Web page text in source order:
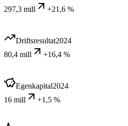
297,3 mill
+21,6 %
Driftsresultat2024
80,4 mill
+16,4 %
Egenkapital2024
16 mill
+1,5 %